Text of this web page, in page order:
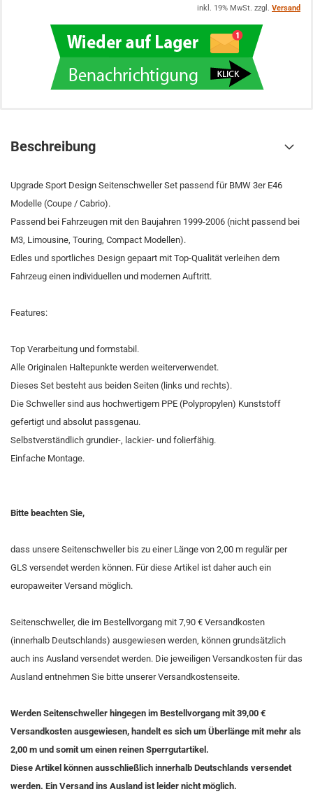
inkl. 19% MwSt. zzgl. Versand
Beschreibung
Upgrade Sport Design Seitenschweller Set passend für BMW 3er E46
Modelle (Coupe / Cabrio).
Passend bei Fahrzeugen mit den Baujahren 1999-2006 (nicht passend bei
M3, Limousine, Touring, Compact Modellen).
Edles und sportliches Design gepaart mit Top-Qualität verleihen dem
Fahrzeug einen individuellen und modernen Auftritt.
Features:
Top Verarbeitung und formstabil.
Alle Originalen Haltepunkte werden weiterverwendet.
Dieses Set besteht aus beiden Seiten (links und rechts).
Die Schweller sind aus hochwertigem PPE (Polypropylen) Kunststoff
gefertigt und absolut passgenau.
Selbstverständlich grundier-, lackier- und folierfähig.
Einfache Montage.
Bitte beachten Sie,
dass unsere Seitenschweller bis zu einer Länge von 2,00 m regulär per
GLS versendet werden können. Für diese Artikel ist daher auch ein
europaweiter Versand möglich.
Seitenschweller, die im Bestellvorgang mit 7,90 € Versandkosten
(innerhalb Deutschlands) ausgewiesen werden, können grundsätzlich
auch ins Ausland versendet werden. Die jeweiligen Versandkosten für das
Ausland entnehmen Sie bitte unserer Versandkostenseite.
Werden Seitenschweller hingegen im Bestellvorgang mit 39,00 €
Versandkosten ausgewiesen, handelt es sich um Überlänge mit mehr als
2,00 m und somit um einen reinen Sperrgutartikel.
Diese Artikel können ausschließlich innerhalb Deutschlands versendet
werden. Ein Versand ins Ausland ist leider nicht möglich.